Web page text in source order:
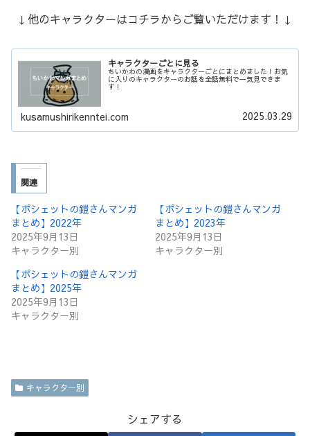
↓他のキャラクターはコチラからご覧いただけます！↓
キャラクターごとに見る
ちいかわの漫画をキャラクターごとにまとめました！お気
に入りのキャラクターのお話を全話無料で一気見できま
す！
kusamushirikenntei.com 2025.03.29
関連
【ポシェットの鎧さんマンガ
まとめ】2022年
2025年9月13日
キャラクター別
【ポシェットの鎧さんマンガ
まとめ】2023年
2025年9月13日
キャラクター別
【ポシェットの鎧さんマンガ
まとめ】2025年
2025年9月13日
キャラクター別
キャラクター別
シェアする